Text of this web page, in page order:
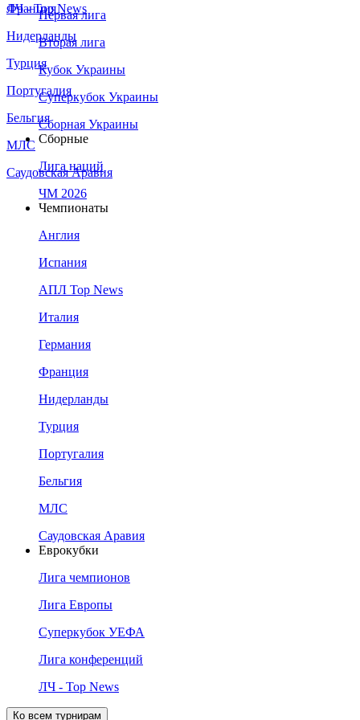
Франция
Нидерланды
Турция
Португалия
Бельгия
МЛС
Саудовская Аравия
ЛЧ - Top News
Первая лига
Вторая лига
Кубок Украины
Суперкубок Украины
Сборная Украины
Сборные
Лига наций
ЧМ 2026
Чемпионаты
Англия
Испания
АПЛ Top News
Италия
Германия
Франция
Нидерланды
Турция
Португалия
Бельгия
МЛС
Саудовская Аравия
Еврокубки
Лига чемпионов
Лига Европы
Суперкубок УЕФА
Лига конференций
ЛЧ - Top News
Ко всем турнирам